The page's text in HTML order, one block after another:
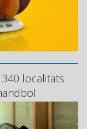
localitats